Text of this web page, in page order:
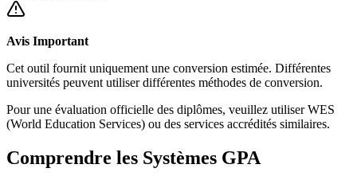
Avis Important
Cet outil fournit uniquement une conversion estimée. Différentes
universités peuvent utiliser différentes méthodes de conversion.
Pour une évaluation officielle des diplômes, veuillez utiliser WES
(World Education Services) ou des services accrédités similaires.
Comprendre les Systèmes GPA